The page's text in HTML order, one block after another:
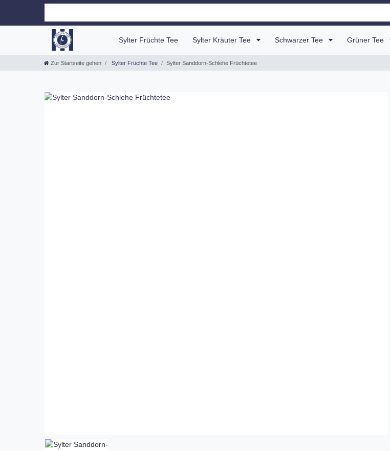
Sylter Früchte Tee Sylter Kräuter Tee Schwarzer Tee Grüner Tee
Zur Startseite gehen Sylter Früchte Tee Sylter Sanddorn-Schlehe Früchtetee